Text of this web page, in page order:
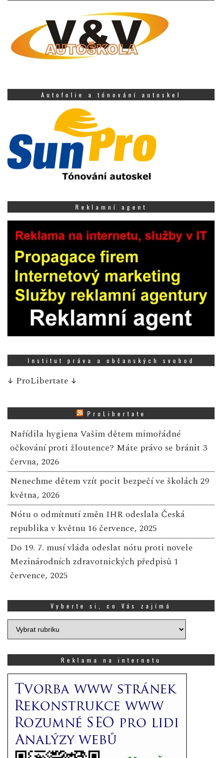
Autofolie a tónování autoskel
Reklamní agent
Institut práva a občanských svobod
↓ ProLibertate ↓
ProLibertate
Nařídila hygiena Vašim dětem mimořádné
očkování proti žloutence? Máte právo se bránit 3
června, 2026
Nenechme dětem vzít pocit bezpečí ve školách 29
května, 2026
Nótu o odmítnutí změn IHR odeslala Česká
republika v květnu 16 července, 2025
Do 19. 7. musí vláda odeslat nótu proti novele
Mezinárodních zdravotnických předpisů 1
července, 2025
Vyberte si, co Vás zajímá
Vyberte
si,
zajímá
Reklama na internetu